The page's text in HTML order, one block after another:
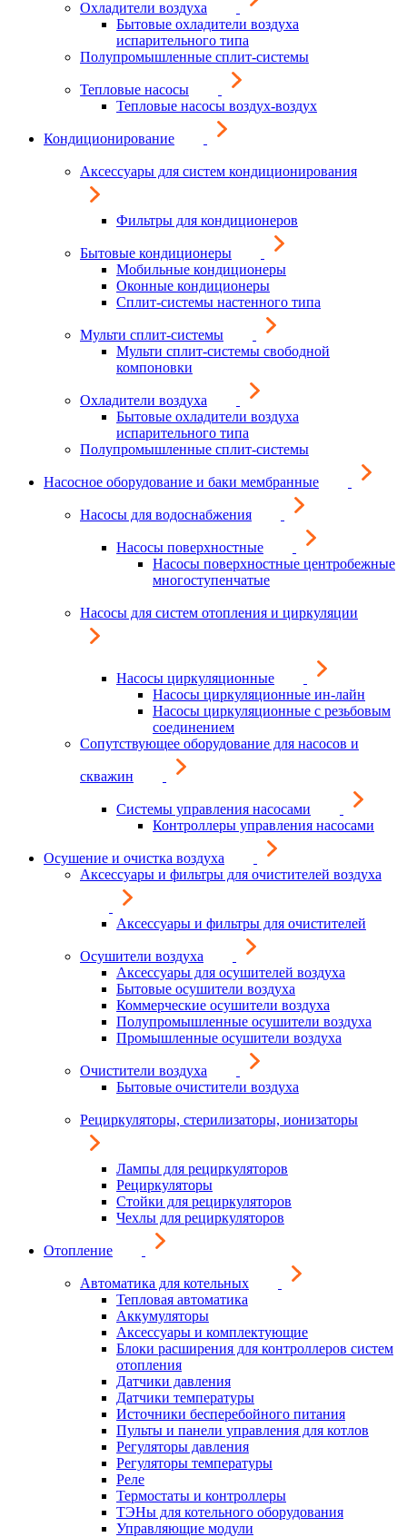
Охладители воздуха
Бытовые охладители воздуха
испарительного типа
Полупромышленные сплит-системы
Тепловые насосы
Тепловые насосы воздух-воздух
Кондиционирование
Аксессуары для систем кондиционирования
Фильтры для кондиционеров
Бытовые кондиционеры
Мобильные кондиционеры
Оконные кондиционеры
Сплит-системы настенного типа
Мульти сплит-системы
Мульти сплит-системы свободной
компоновки
Охладители воздуха
Бытовые охладители воздуха
испарительного типа
Полупромышленные сплит-системы
Насосное оборудование и баки мембранные
Насосы для водоснабжения
Насосы поверхностные
Насосы поверхностные центробежные
многоступенчатые
Насосы для систем отопления и циркуляции
Насосы циркуляционные
Насосы циркуляционные ин-лайн
Насосы циркуляционные с резьбовым
соединением
Сопутствующее оборудование для насосов и
скважин
Системы управления насосами
Контроллеры управления насосами
Осушение и очистка воздуха
Аксессуары и фильтры для очистителей воздуха
Аксессуары и фильтры для очистителей
Осушители воздуха
Аксессуары для осушителей воздуха
Бытовые осушители воздуха
Коммерческие осушители воздуха
Полупромышленные осушители воздуха
Промышленные осушители воздуха
Очистители воздуха
Бытовые очистители воздуха
Рециркуляторы, стерилизаторы, ионизаторы
Лампы для рециркуляторов
Рециркуляторы
Стойки для рециркуляторов
Чехлы для рециркуляторов
Отопление
Автоматика для котельных
Тепловая автоматика
Аккумуляторы
Аксессуары и комплектующие
Блоки расширения для контроллеров систем
отопления
Датчики давления
Датчики температуры
Источники бесперебойного питания
Пульты и панели управления для котлов
Регуляторы давления
Регуляторы температуры
Реле
Термостаты и контроллеры
ТЭНы для котельного оборудования
Управляющие модули